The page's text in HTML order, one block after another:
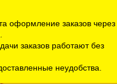
Телефон интернет-магазина:
Телефон розничного магазина:
bookshop@ambookvo.ru
Работаем ежедневно с 10:00
оформление заказов через
заказов работают без
неудобства.